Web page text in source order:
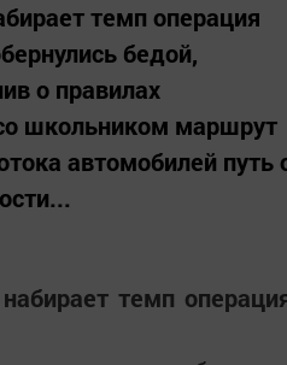
темп операция
бедой,
о правилах
школьником маршрут
автомобилей путь
темп